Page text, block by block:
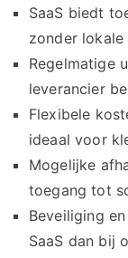
SaaS biedt
zonder lokale
Regelmatige
leverancier
Flexibele
ideaal voor
Mogelijke
toegang tot
Beveiliging
SaaS dan bij